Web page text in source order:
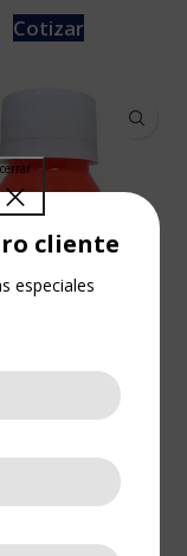
cliente
especiales
Cotizar
1 onza
Cotizar